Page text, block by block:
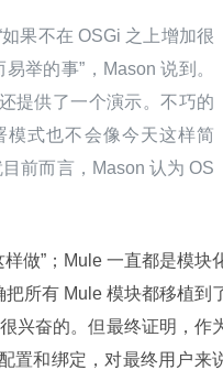
果不在 OSGi 之上增加很
举的事”，Mason 说到。
提供了一个演示。不巧的
模式也不会像今天这样简
前而言，Mason 认为 OS
做”；Mule 一直都是模块
所有 Mule 模块都移植到
兴奋的。但最终证明，作
置和绑定，对最终用户来